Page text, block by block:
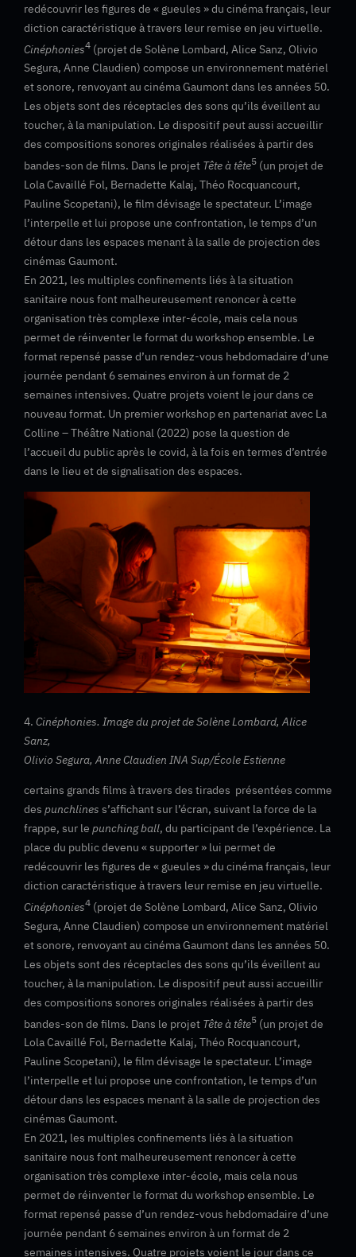
redécouvrir les figures de « gueules » du cinéma français, leur
diction caractéristique à travers leur remise en jeu virtuelle.
Cinéphonies4 (projet de Solène Lombard, Alice Sanz, Olivio
Segura, Anne Claudien) compose un environnement matériel
et sonore, renvoyant au cinéma Gaumont dans les années 50.
Les objets sont des réceptacles des sons qu’ils éveillent au
toucher, à la manipulation. Le dispositif peut aussi accueillir
des compositions sonores originales réalisées à partir des
bandes-son de films. Dans le projet Tête à tête5 (un projet de
Lola Cavaillé Fol, Bernadette Kalaj, Théo Rocquancourt,
Pauline Scopetani), le film dévisage le spectateur. L’image
l’interpelle et lui propose une confrontation, le temps d’un
détour dans les espaces menant à la salle de projection des
cinémas Gaumont.
En 2021, les multiples confinements liés à la situation
sanitaire nous font malheureusement renoncer à cette
organisation très complexe inter-école, mais cela nous
permet de réinventer le format du workshop ensemble. Le
format repensé passe d’un rendez-vous hebdomadaire d’une
journée pendant 6 semaines environ à un format de 2
semaines intensives. Quatre projets voient le jour dans ce
nouveau format. Un premier workshop en partenariat avec La
Colline – Théâtre National (2022) pose la question de
l’accueil du public après le covid, à la fois en termes d’entrée
dans le lieu et de signalisation des espaces.
4. Cinéphonies. Image du projet de Solène Lombard, Alice
Sanz,
Olivio Segura, Anne Claudien INA Sup/École Estienne
certains grands films à travers des tirades présentées comme
des punchlines s’affichant sur l’écran, suivant la force de la
frappe, sur le punching ball, du participant de l’expérience. La
place du public devenu « supporter » lui permet de
redécouvrir les figures de « gueules » du cinéma français, leur
diction caractéristique à travers leur remise en jeu virtuelle.
Cinéphonies4 (projet de Solène Lombard, Alice Sanz, Olivio
Segura, Anne Claudien) compose un environnement matériel
et sonore, renvoyant au cinéma Gaumont dans les années 50.
Les objets sont des réceptacles des sons qu’ils éveillent au
toucher, à la manipulation. Le dispositif peut aussi accueillir
des compositions sonores originales réalisées à partir des
bandes-son de films. Dans le projet Tête à tête5 (un projet de
Lola Cavaillé Fol, Bernadette Kalaj, Théo Rocquancourt,
Pauline Scopetani), le film dévisage le spectateur. L’image
l’interpelle et lui propose une confrontation, le temps d’un
détour dans les espaces menant à la salle de projection des
cinémas Gaumont.
En 2021, les multiples confinements liés à la situation
sanitaire nous font malheureusement renoncer à cette
organisation très complexe inter-école, mais cela nous
permet de réinventer le format du workshop ensemble. Le
format repensé passe d’un rendez-vous hebdomadaire d’une
journée pendant 6 semaines environ à un format de 2
semaines intensives. Quatre projets voient le jour dans ce